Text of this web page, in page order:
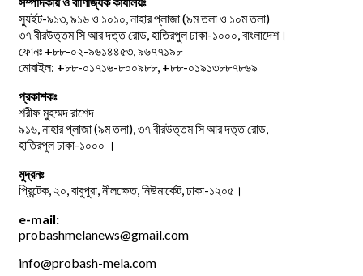
স্যুইট-৯১৩, ৯১৬ ও ১০১০, নাহার প্লাজা (৯ম তলা ও ১০ম তলা)
৩৭ বীরউত্তম সি আর দত্ত রোড, হাতিরপুল ঢাকা-১০০০, বাংলাদেশ।
ফোনঃ +৮৮-০২-৯৬১৪৪৫৩, ৯৬৭৭১৯৮
মোবাইল: +৮৮-০১৭১৬-৮০০৯৮৮, +৮৮-০১৯১৩৮৮৭৮৬৯
প্রকাশকঃ
শরীফ মুহম্মদ রাশেদ
৯১৬, নাহার প্লাজা (৯ম তলা), ৩৭ বীরউত্তম সি আর দত্ত রোড,
হাতিরপুল ঢাকা-১০০০ ।
মুদ্রনঃ
প্রিন্টেক, ২০, বাবুপুরা, নীলক্ষেত, নিউমার্কেট, ঢাকা-১২০৫।
e-mail:
probashmelanews@gmail.com
info@probash-mela.com